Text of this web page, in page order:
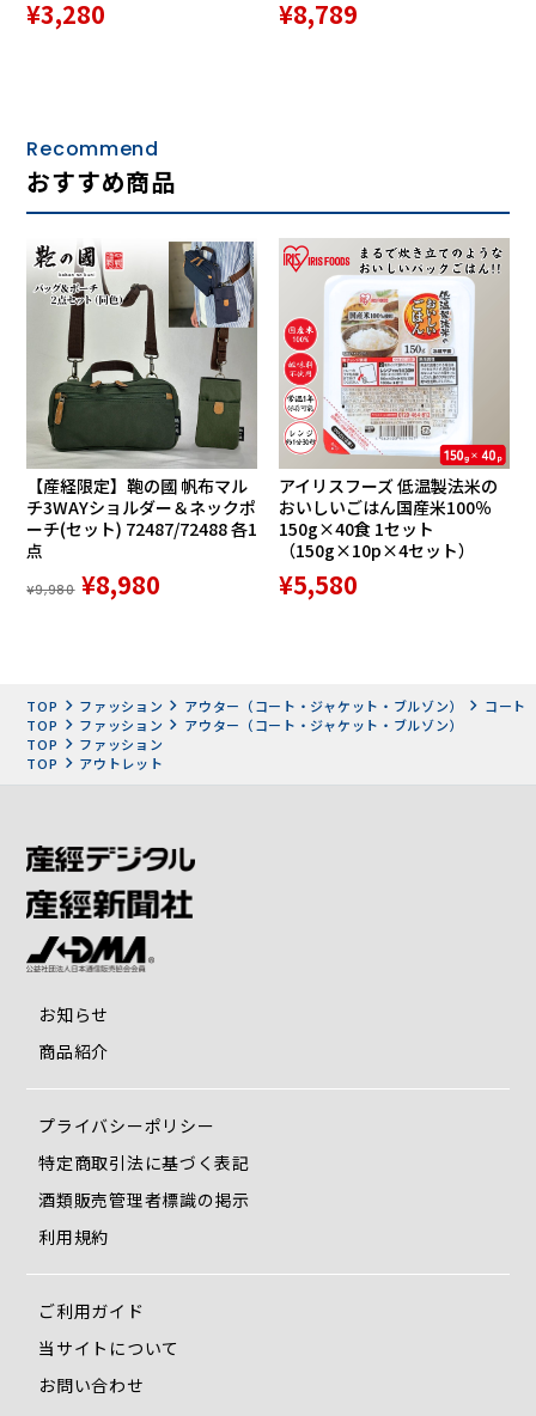
¥3,280 ¥8,789
Recommend
おすすめ商品
【産経限定】鞄の國 帆布マル
チ3WAYショルダー＆ネックポ
ーチ(セット) 72487/72488 各1
点
¥9,980 ¥8,980
アイリスフーズ 低温製法米の
おいしいごはん国産米100％
150g×40食 1セット
（150g×10p×4セット）
¥5,580
TOP ファッション アウター（コート・ジャケット・ブルゾン）
コート
TOP
ファッション
アウター（コート・ジャケット・ブルゾン）
TOP
ファッション
TOP
アウトレット
お知らせ
商品紹介
プライバシーポリシー
特定商取引法に基づく表記
酒類販売管理者標識の掲示
利用規約
ご利用ガイド
当サイトについて
お問い合わせ